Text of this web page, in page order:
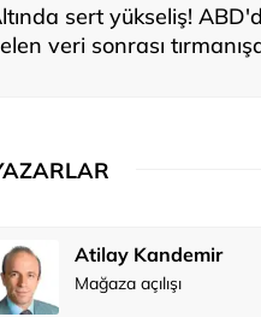
sert yükseliş!
veri sonrası
Atilay Kandemir
Mağaza açılışı